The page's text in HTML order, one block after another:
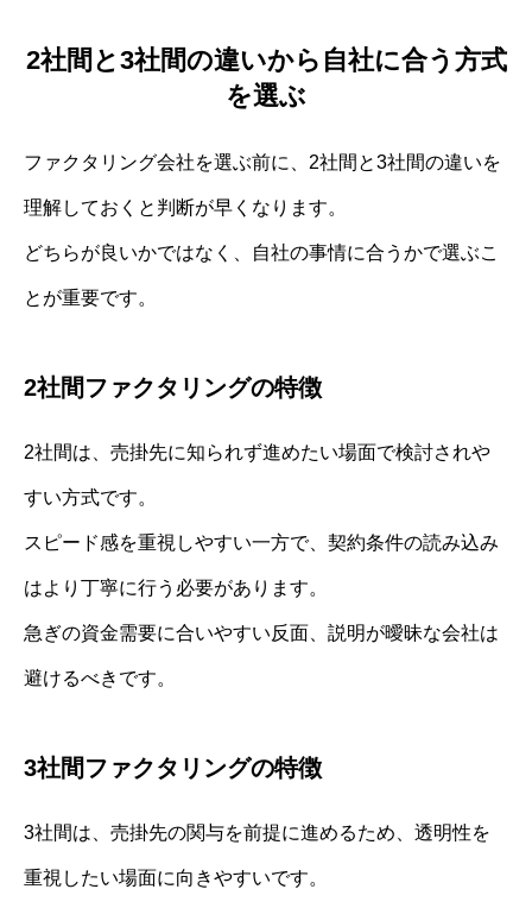
2社間と3社間の違いから自社に合う方式
を選ぶ
ファクタリング会社を選ぶ前に、2社間と3社間の違いを
理解しておくと判断が早くなります。
どちらが良いかではなく、自社の事情に合うかで選ぶこ
とが重要です。
2社間ファクタリングの特徴
2社間は、売掛先に知られず進めたい場面で検討されや
すい方式です。
スピード感を重視しやすい一方で、契約条件の読み込み
はより丁寧に行う必要があります。
急ぎの資金需要に合いやすい反面、説明が曖昧な会社は
避けるべきです。
3社間ファクタリングの特徴
3社間は、売掛先の関与を前提に進めるため、透明性を
重視したい場面に向きやすいです。